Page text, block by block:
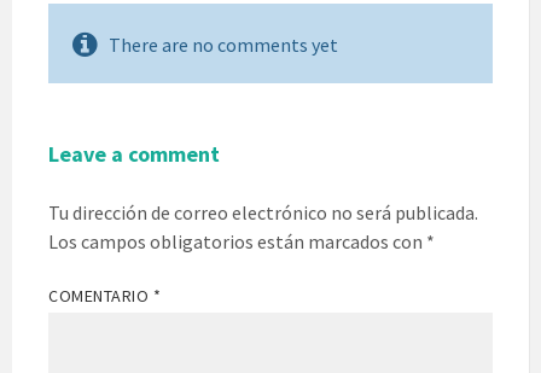
There are no comments yet
Leave a comment
Tu dirección de correo electrónico no será publicada.
Los campos obligatorios están marcados con *
COMENTARIO *